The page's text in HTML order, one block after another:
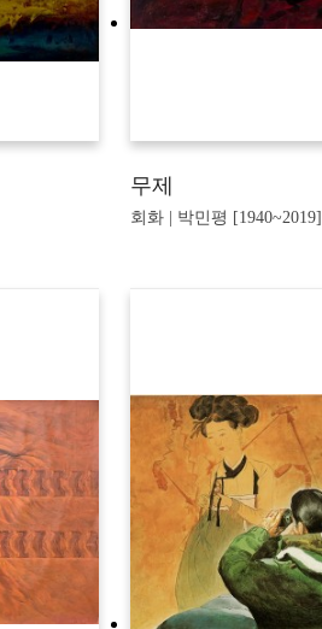
무제
회화 | 박민평 [1940~2019]